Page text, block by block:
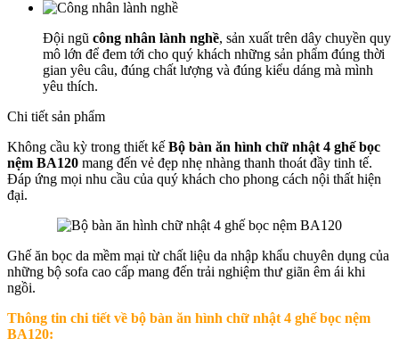
Đội ngũ công nhân lành nghề, sản xuất trên dây chuyền quy
mô lớn để đem tới cho quý khách những sản phẩm đúng thời
gian yêu câu, đúng chất lượng và đúng kiểu dáng mà mình
yêu thích.
Chi tiết sản phẩm
Không cầu kỳ trong thiết kế Bộ bàn ăn hình chữ nhật 4 ghế bọc
nệm BA120 mang đến vẻ đẹp nhẹ nhàng thanh thoát đầy tinh tế.
Đáp ứng mọi nhu cầu của quý khách cho phong cách nội thất hiện
đại.
Ghế ăn bọc da mềm mại từ chất liệu da nhập khẩu chuyên dụng của
những bộ sofa cao cấp mang đến trải nghiệm thư giãn êm ái khi
ngồi.
Thông tin chi tiết về bộ bàn ăn hình chữ nhật 4 ghế bọc nệm
BA120: